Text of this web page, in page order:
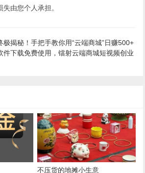
由您个人承担。
极揭秘！手把手教你用“云端商城”日赚500+
件下载免费使用，镭射云端商城短视频创业
不压货的地摊小生意